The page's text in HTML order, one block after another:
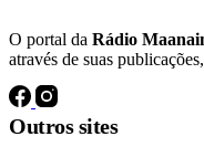
O portal da Rádio
através de suas
Outros sites